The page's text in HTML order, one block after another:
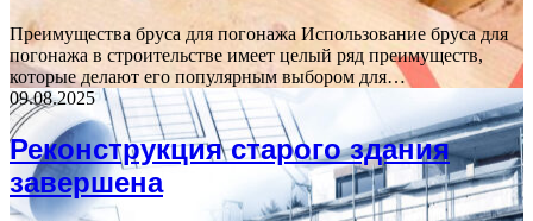
Преимущества бруса для погонажа Использование бруса для
погонажа в строительстве имеет целый ряд преимуществ,
которые делают его популярным выбором для…
09.08.2025
Реконструкция старого здания
завершена